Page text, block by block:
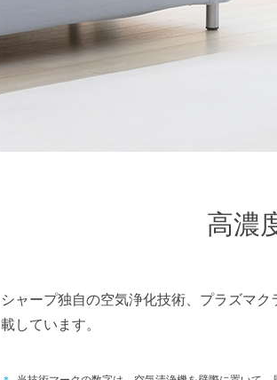
高濃
シャープ独自の空気浄化技術、プラズマク
載しています。